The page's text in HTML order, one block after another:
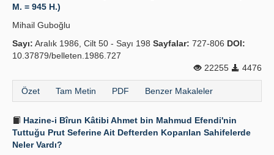
M. = 945 H.)
Mihail Guboğlu
Sayı: Aralık 1986, Cilt 50 - Sayı 198 Sayfalar: 727-806 DOI:
10.37879/belleten.1986.727
22255
4476
Özet Tam Metin PDF Benzer Makaleler
Hazine-i Bîrun Kâtibi Ahmet bin Mahmud Efendi'nin
Tuttuğu Prut Seferine Ait Defterden Koparılan Sahifelerde
Neler Vardı?